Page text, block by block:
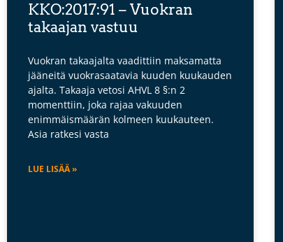
KKO:2017:91 – Vuokran
takaajan vastuu
Vuokran takaajalta vaadittiin maksamatta
jääneitä vuokrasaatavia kuuden kuukauden
ajalta. Takaaja vetosi AHVL 8 §:n 2
momenttiin, joka rajaa vakuuden
enimmäismäärän kolmeen kuukauteen.
Asia ratkesi vasta
LUE LISÄÄ »